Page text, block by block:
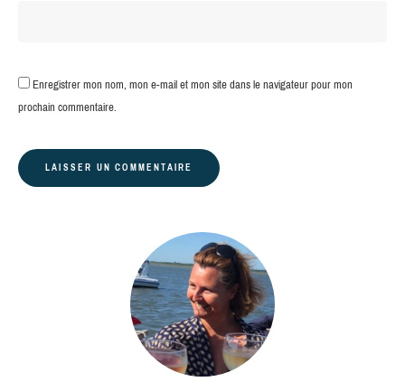
Enregistrer mon nom, mon e-mail et mon site dans le navigateur pour mon
prochain commentaire.